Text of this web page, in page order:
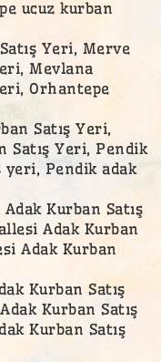
ucuz kurban
Yeri, Merve
Mevlana
Orhantepe
Satış Yeri,
Satış Yeri, Pendik
yeri, Pendik adak
Kurban Satış
Adak Kurban
Adak Kurban
Kurban Satış
Kurban Satış
Kurban Satış